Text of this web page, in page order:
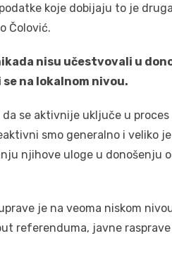
koje dobijaju to je
Čolović.
nisu učestvovali u
na lokalnom nivou.
se aktivnije uključe u proces
smo generalno i veliko
njihove uloge u donošenju
je na veoma niskom
referenduma, javne